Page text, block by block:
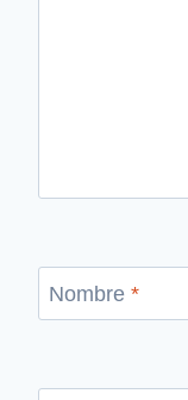
Nombre *